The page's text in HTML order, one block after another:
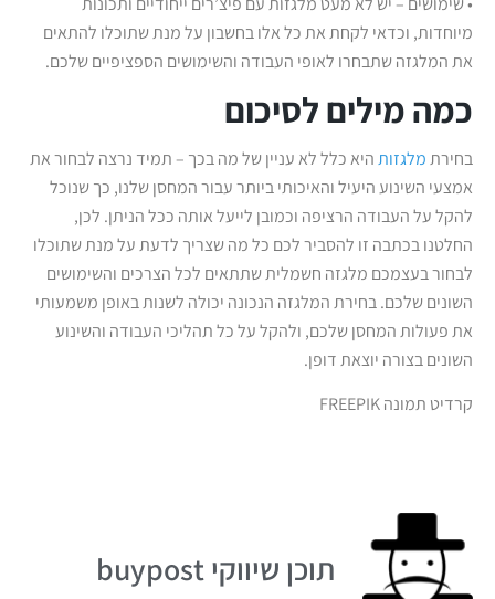
מיוחדות, וכדאי לקחת את כל אלו בחשבון על מנת שתוכלו להתאים
את המלגזה שתבחרו לאופי העבודה והשימושים הספציפיים שלכם.
כמה מילים לסיכום
בחירתמלגזותהיא כלל לא עניין של מה בכך – תמיד נרצה לבחור את
אמצעי השינוע היעיל והאיכותי ביותר עבור המחסן שלנו, כך שנוכל
להקל על העבודה הרציפה וכמובן לייעל אותה ככל הניתן. לכן,
החלטנו בכתבה זו להסביר לכם כל מה שצריך לדעת על מנת שתוכלו
לבחור בעצמכם מלגזה חשמלית שתתאים לכל הצרכים והשימושים
השונים שלכם. בחירת המלגזה הנכונה יכולה לשנות באופן משמעותי
את פעולות המחסן שלכם, ולהקל על כל תהליכי העבודה והשינוע
השונים בצורה יוצאת דופן.
קרדיט תמונה FREEPIK
תוכן שיווקי buypost